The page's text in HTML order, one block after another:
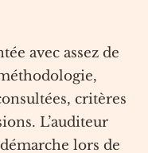
avec assez de
critères
L’auditeur
lors de